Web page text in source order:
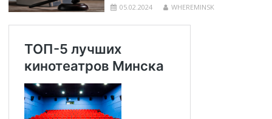
05.02.2024 WHEREMINSK